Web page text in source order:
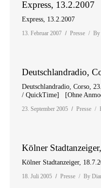
Express, 13.2.2007
Express, 13.2.2007
13. Februar 2007 Presse By
Deutschlandradio,
Deutschlandradio, Corso,
/ QuickTime] [Ohne
23. September 2005 Presse
Kölner
Kölner Stadtanzeiger,
18. Juli 2005 Presse By